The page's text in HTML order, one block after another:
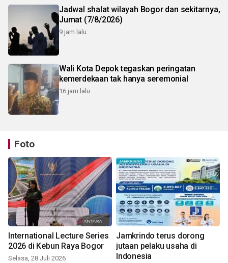
Jadwal shalat wilayah Bogor dan sekitarnya,
Jumat (7/8/2026)
9 jam lalu
Wali Kota Depok tegaskan peringatan
kemerdekaan tak hanya seremonial
16 jam lalu
Foto
International Lecture Series
2026 di Kebun Raya Bogor
Selasa, 28 Juli 2026
Jamkrindo terus dorong
jutaan pelaku usaha di
Indonesia